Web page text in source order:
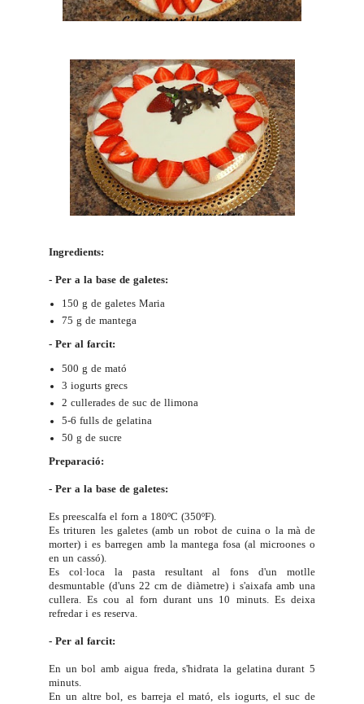
Ingredients:
- Per a la base de galetes:
150 g de galetes Maria
75 g de mantega
- Per al farcit:
500 g de mató
3 iogurts grecs
2 cullerades de suc de llimona
5-6 fulls de gelatina
50 g de sucre
Preparació:
- Per a la base de galetes:
Es preescalfa el forn a 180ºC (350ºF).
Es trituren les galetes (amb un robot de cuina o la mà de
morter) i es barregen amb la mantega fosa (al microones o
en un cassó).
Es col·loca la pasta resultant al fons d'un motlle
desmuntable (d'uns 22 cm de diàmetre) i s'aixafa amb una
cullera. Es cou al forn durant uns 10 minuts. Es deixa
refredar i es reserva.
- Per al farcit:
En un bol amb aigua freda, s'hidrata la gelatina durant 5
minuts.
En un altre bol, es barreja el mató, els iogurts, el suc de